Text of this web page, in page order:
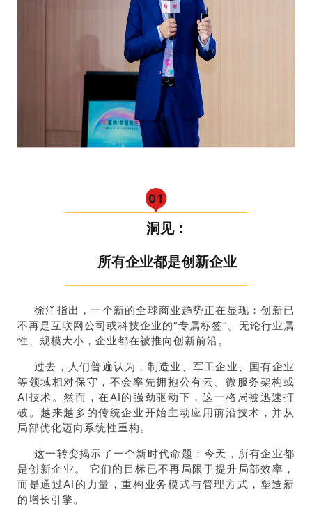
01
洞见：
所有企业都是创新企业
徐洋指出，一个新的全球商业趋势正在显现：创新已
不再是互联网公司或科技企业的“专属标签”。无论行业属
性、规模大小，企业都在被推向创新前沿。
过去，人们普遍认为，制造业、军工企业、国有企业
等领域相对保守，不会率先拥抱公有云、微服务架构或
AI技术。然而，在AI的强劲驱动下，这一格局被迅速打
破。越来越多的传统企业开始主动应用前沿技术，并从
局部优化迈向系统性重构。
这一转变揭示了一个新时代命题：今天，所有企业都
是创新企业。 它们的目标已不再局限于提升局部效率，
而是通过AI的力量，重构业务模式与管理方式，塑造新
的增长引擎。